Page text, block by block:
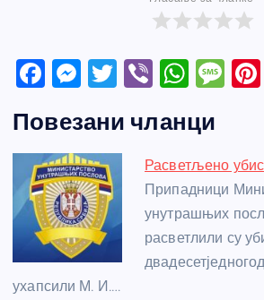
F
c
e
b
o
o
k
M
ss
e
n
g
er
T
itt
er
Vi
er
W
at
s
A
p
p
M
a
g
e
Повезани чланци
Расветљено
Припадници
унутрашњих
расветлили су
ухапсили М. И.…